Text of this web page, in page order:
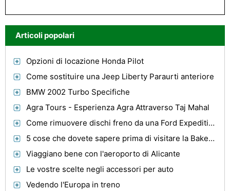
Articoli popolari
Opzioni di locazione Honda Pilot
Come sostituire una Jeep Liberty Paraurti anteriore
BMW 2002 Turbo Specifiche
Agra Tours - Esperienza Agra Attraverso Taj Mahal
Come rimuovere dischi freno da una Ford Expedition
5 cose che dovete sapere prima di visitare la Bakersfield Convention Center
Viaggiano bene con l'aeroporto di Alicante
Le vostre scelte negli accessori per auto
Vedendo l'Europa in treno